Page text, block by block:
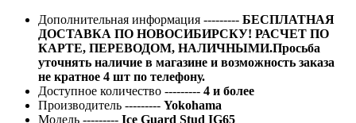
Дополнительная информация --------- БЕСПЛАТНАЯ
ДОСТАВКА ПО НОВОСИБИРСКУ! РАСЧЕТ ПО
КАРТЕ, ПЕРЕВОДОМ, НАЛИЧНЫМИ.Просьба
уточнять наличие в магазине и возможность заказа
не кратное 4 шт по телефону.
Доступное количество --------- 4 и более
Производитель --------- Yokohama
Модель --------- Ice Guard Stud IG65